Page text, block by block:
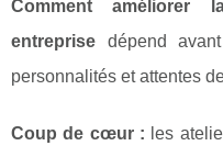
Comment améliorer
entreprise dépend
personnalités et attentes
Coup de cœur : les